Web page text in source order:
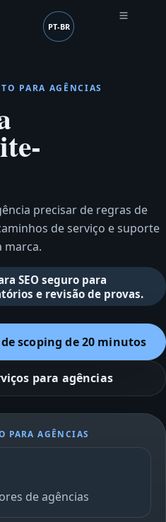
Idioma (mobile
PT-BR
PARA AGÊNCIAS
precisar de regras de
de serviço e suporte
marca.
SEO seguro para
e revisão de provas.
scoping de 20 minutos
para agências
PARA AGÊNCIAS
de agências